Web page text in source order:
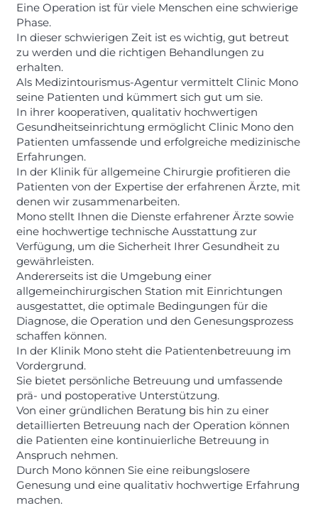
Eine Operation ist für viele Menschen eine schwierige
Phase.
In dieser schwierigen Zeit ist es wichtig, gut betreut
zu werden und die richtigen Behandlungen zu
erhalten.
Als Medizintourismus-Agentur vermittelt Clinic Mono
seine Patienten und kümmert sich gut um sie.
In ihrer kooperativen, qualitativ hochwertigen
Gesundheitseinrichtung ermöglicht Clinic Mono den
Patienten umfassende und erfolgreiche medizinische
Erfahrungen.
In der Klinik für allgemeine Chirurgie profitieren die
Patienten von der Expertise der erfahrenen Ärzte, mit
denen wir zusammenarbeiten.
Mono stellt Ihnen die Dienste erfahrener Ärzte sowie
eine hochwertige technische Ausstattung zur
Verfügung, um die Sicherheit Ihrer Gesundheit zu
gewährleisten.
Andererseits ist die Umgebung einer
allgemeinchirurgischen Station mit Einrichtungen
ausgestattet, die optimale Bedingungen für die
Diagnose, die Operation und den Genesungsprozess
schaffen können.
In der Klinik Mono steht die Patientenbetreuung im
Vordergrund.
Sie bietet persönliche Betreuung und umfassende
prä- und postoperative Unterstützung.
Von einer gründlichen Beratung bis hin zu einer
detaillierten Betreuung nach der Operation können
die Patienten eine kontinuierliche Betreuung in
Anspruch nehmen.
Durch Mono können Sie eine reibungslosere
Genesung und eine qualitativ hochwertige Erfahrung
machen.